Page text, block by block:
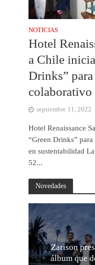
NOTICIAS
Hotel
a Chile
Drinks”
colaborativo
septiembre 11, 2022
Hotel Renaissance
“Green Drinks”
en sustentabilidad
52...
Novedades
Zarison
álbum que